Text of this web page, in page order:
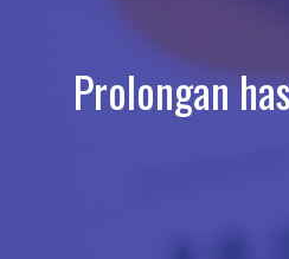
Prolongan